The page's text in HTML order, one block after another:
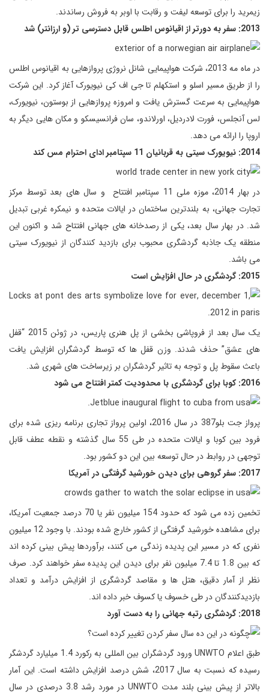
زیمرید را برای توسعه لیفت و رقابت با اوبر به فروش رساندند.
2013: سفر به دورتر از اقیانوس اطلس قابل دسترسی تر (و ارزانتر) شد
در ماه مه 2013، شرکت هواپیمایی شانل نروژی پروازهایی به اقیانوس اطلس
را از طریق مسیر اسلو و استکهلم تا جی اف کی نیویورک آغاز کرد. این شرکت
هواپیمایی به سرعت گسترش یافت و امروزه پروازهایی از بوستون، نیویورک،
لس آنجلس، فورت لادردیل، اورلاندو، سان فرانسیسکو و مکان هایی دیگر به
اروپا را ارائه می دهد.
2014: نیویورک سیتی به قربانیان 11 سپتامبر ادای احترام مس کند
در بهار 2014، موزه ملی 11 سپتامبر افتتاح و سال های بعد توسط مرکز
تجارت جهانی، به بلندترین ساختمان در ایالات متحده و نیمکره غربی تبدیل
شد. در بهار سال بعد، یکی از رصدخانه های جهانی افتتاح شد و اکنون این
منطقه یک جاذبه گردشگری محبوب برای بازدید کنندگان از نیویورک سیتی
می باشد.
2015: گردشگری در حال افزایش است
یک سال بعد از فروپاشی بخشی از پل هنری پاریس، در ژوئن 2015 “قفل
های عشق” حذف شدند. وزن قفل ها که توسط گردشگران افزایش یافت
باعث سقوط پل و توجه به تاثیر گردشگران بر زیرساخت های شهری شد.
2016: کوبا برای گردشگری با محدودیت کمتر افتتاح می شود
پرواز جت بلو387 در سال 2016، اولین پرواز تجاری برنامه ریزی شده برای
فرود بین کوبا و ایالات متحده در طی 55 سال گذشته و نقطه عطف قابل
توجهی در روابط در حال توسعه بین این دو کشور بود.
2017: سفر گروهی برای دیدن خورشید گرفتگی در آمریکا
تخمین زده می شود که حدود 154 میلیون نفر یا 70 درصد جمعیت آمریکا،
برای مشاهده خورشید گرفتگی از کشور خارج شده بودند. با وجود 12 میلیون
نفری که در مسیر این پدیده زندگی می کنند، برآوردها پیش بینی کرده اند
که بین 1.8 تا 7.4 میلیون نفر برای دیدن این پدیده سفر خواهند کرد. صرف
نظر از آمار دقیق، هتل ها و مقاصد گردشگری از افزایش درآمد و تعداد
بازدیدکنندگان در طی خسوف یا کسوف خبر داده اند.
2018: گردشگری رتبه جهانی را به دست آورد
طبق اعلام UNWTO ورود گردشگران بین المللی به رکورد 1.4 میلیارد گردشگر
رسیده که نسبت به سال 2017، شش درصد افزایش داشته است. این آمار
بالاتر از پیش بینی بلند مدت UNWTO در مورد رشد 3.8 درصدی در سال